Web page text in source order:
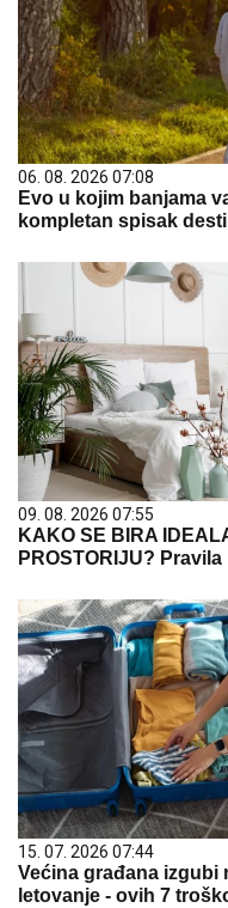
06. 08. 2026 07:08
Evo u kojim banjama
kompletan spisak
09. 08. 2026 07:55
KAKO SE BIRA
PROSTORIJU?
15. 07. 2026 07:44
Većina građana izgubi
letovanje - ovih 7